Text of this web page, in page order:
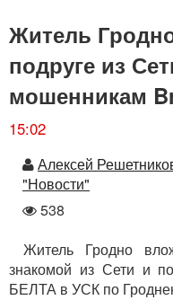
Житель
подруге из
мошенникам
15:02
Автор
Алексей
"Новости"
Количество
538
Житель Гродно
знакомой из Сети и
БЕЛТА в УСК по